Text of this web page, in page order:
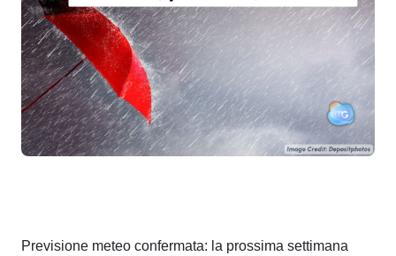
Previsione meteo confermata: la prossima settimana